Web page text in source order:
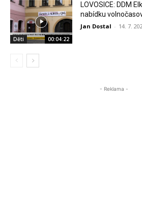
Děti 00:04:22
LOVOSICE: DDM
nabídku
Jan Dostal - 14. 7.
- Reklama -